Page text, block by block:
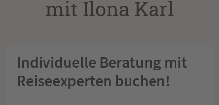
mit Ilona Karl
Individuelle Beratung mit
Reiseexperten buchen!